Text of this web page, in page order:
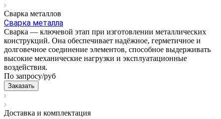
Сварка металлов
Сварка металла
Сварка — ключевой этап при изготовлении металлических
конструкций. Она обеспечивает надёжное, герметичное и
долговечное соединение элементов, способное выдерживать
высокие механические нагрузки и эксплуатационные
воздействия.
По запросу/руб
Заказать
Доставка и комплектация